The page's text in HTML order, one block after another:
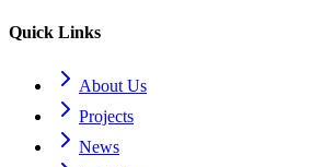
Quick Links
About Us
Projects
News